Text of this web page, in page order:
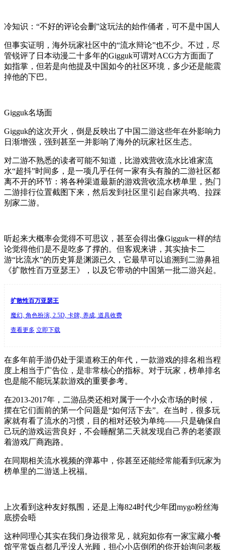
冷知识：“不好的评论会删”这玩法的始作俑者，可不是中国人
但事实证明，海外玩家社区中的“流水辩论”也不少。不过，尽
管锐评了日本动漫二十多年的Gigguk可谓对ACG方方面面了
如指掌，但若是向他提及中国如今的社区环境，多少还是能震
掉他的下巴。
Gigguk名场面
Gigguk的这次开火，倒是反映出了中国二游这些年在外影响力
日渐增强，强到甚至一并影响了海外的玩家社区生态。
对二游不熟悉的读者可能不知道，比游戏营收流水比谁家流
水“超抖”时间多，是一项几乎任何一家有头有脸的二游社区都
离不开的环节：将各种渠道最新的游戏营收流水榜单里，热门
二游排行位置截图下来，然后发到社区里引起自家共鸣、拉踩
别家二游。
听起来大概率会觉得不可思议，甚至会得出像Gigguk一样的结
论觉得他们是不是吃多了撑的。但客观来讲，其实抽卡二
游“比流水”的历史算是渊源已久，它最早可以追溯到二游鼻祖
《扩散性百万亚瑟王》，以及它带动的中国第一批二游兴起。
扩散性百万亚瑟王
魔幻, 角色扮演, 2.5D, 卡牌, 养成, 道具收费
查看更多 立即下载
在多年前手游仍处于渠道称王的年代，一款游戏的排名相当程
度上相当于广告位，是非常核心的指标。对于玩家，榜单排名
也是能不能玩某款游戏的重要参考。
在2013-2017年，二游品类还相对属于一个小众市场的时候，
摆在它们面前的第一个问题是“如何活下去”。在当时，很多玩
家就有看了流水的习惯，目的相对还较为单纯——只是确保自
己玩的游戏运营良好，不会睡醒第二天就发现自己养的老婆跟
着游戏厂商跑路。
在同期相关流水视频的弹幕中，你甚至还能经常能看到玩家为
榜单里的二游送上祝福。
上次看到这种友好氛围，还是上海824时代少年团mygo粉丝海
底捞会晤
这种同理心其实在我们身边很常见，就宛如你有一家宝藏小餐
馆平常饭点都几乎没人光顾，担心小店倒闭的你开始询问老板